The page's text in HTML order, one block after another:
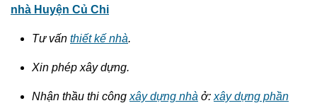
nhà Huyện Củ Chi
Tư vấn thiết kế nhà.
Xin phép xây dựng.
Nhận thầu thi công xây dựng nhà ở: xây dựng phần